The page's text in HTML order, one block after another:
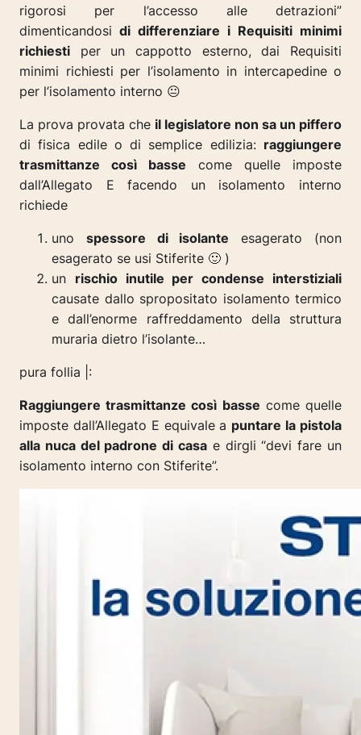
rigorosi per l’accesso alle detrazioni”
dimenticandosi di differenziare i Requisiti minimi
richiesti per un cappotto esterno, dai Requisiti
minimi richiesti per l’isolamento in intercapedine o
per l’isolamento interno 😐
La prova provata che il legislatore non sa un piffero
di fisica edile o di semplice edilizia: raggiungere
trasmittanze così basse come quelle imposte
dall’Allegato E facendo un isolamento interno
richiede
uno spessore di isolante esagerato (non
esagerato se usi Stiferite 🙂 )
un rischio inutile per condense interstiziali
causate dallo spropositato isolamento termico
e dall’enorme raffreddamento della struttura
muraria dietro l’isolante…
pura follia |:
Raggiungere trasmittanze così basse come quelle
imposte dall’Allegato E equivale a puntare la pistola
alla nuca del padrone di casa e dirgli “devi fare un
isolamento interno con Stiferite”.